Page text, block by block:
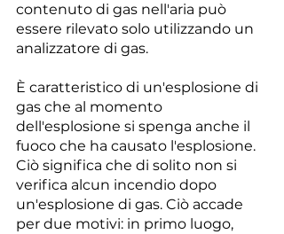
contenuto di gas nell'aria può
essere rilevato solo utilizzando un
analizzatore di gas.
È caratteristico di un'esplosione di
gas che al momento
dell'esplosione si spenga anche il
fuoco che ha causato l'esplosione.
Ciò significa che di solito non si
verifica alcun incendio dopo
un'esplosione di gas. Ciò accade
per due motivi: in primo luogo,